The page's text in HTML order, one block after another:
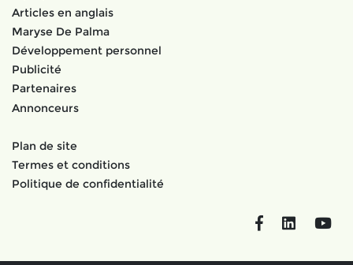
Articles en anglais
Maryse De Palma
Développement personnel
Publicité
Partenaires
Annonceurs
Plan de site
Termes et conditions
Politique de confidentialité
FacebookLinkedIn